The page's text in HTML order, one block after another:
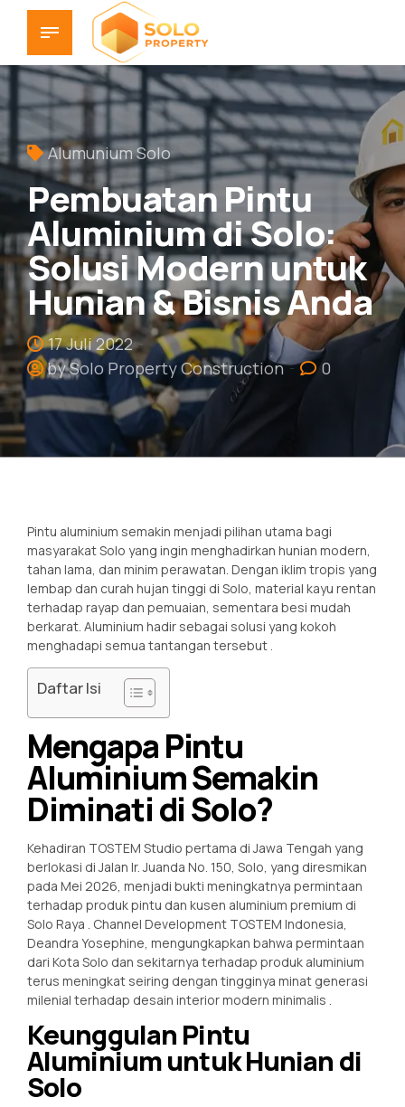
Alumunium Solo
Pembuatan Pintu
Aluminium di Solo:
Solusi Modern untuk
Hunian & Bisnis Anda
17 Juli 2022
by Solo Property Construction
0
Pintu aluminium semakin menjadi pilihan utama bagi
masyarakat Solo yang ingin menghadirkan hunian modern,
tahan lama, dan minim perawatan. Dengan iklim tropis yang
lembap dan curah hujan tinggi di Solo, material kayu rentan
terhadap rayap dan pemuaian, sementara besi mudah
berkarat. Aluminium hadir sebagai solusi yang kokoh
menghadapi semua tantangan tersebut.
Daftar Isi
Mengapa Pintu
Aluminium Semakin
Diminati di Solo?
Kehadiran TOSTEM Studio pertama di Jawa Tengah yang
berlokasi di Jalan Ir. Juanda No. 150, Solo, yang diresmikan
pada Mei 2026, menjadi bukti meningkatnya permintaan
terhadap produk pintu dan kusen aluminium premium di
Solo Raya . Channel Development TOSTEM Indonesia,
Deandra Yosephine, mengungkapkan bahwa permintaan
dari Kota Solo dan sekitarnya terhadap produk aluminium
terus meningkat seiring dengan tingginya minat generasi
milenial terhadap desain interior modern minimalis .
Keunggulan Pintu
Aluminium untuk Hunian di
Solo